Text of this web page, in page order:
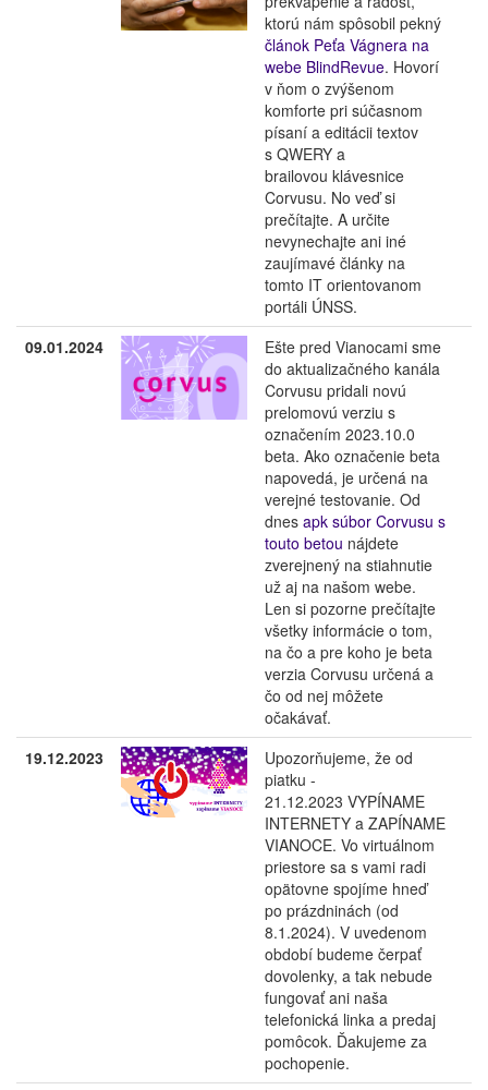
ktorú nám spôsobil pekný
článok Peťa Vágnera na
webe BlindRevue. Hovorí
v ňom o zvýšenom
komforte pri súčasnom
písaní a editácii textov
s QWERY a
brailovou klávesnice
Corvusu. No veď si
prečítajte. A určite
nevynechajte ani iné
zaujímavé články na
tomto IT orientovanom
portáli ÚNSS.
09.01.2024
Ešte pred Vianocami sme
do aktualizačného kanála
Corvusu pridali novú
prelomovú verziu s
označením 2023.10.0
beta. Ako označenie beta
napovedá, je určená na
verejné testovanie. Od
dnes apk súbor Corvusu s
touto betou nájdete
zverejnený na stiahnutie
už aj na našom webe.
Len si pozorne prečítajte
všetky informácie o tom,
na čo a pre koho je beta
verzia Corvusu určená a
čo od nej môžete
očakávať.
19.12.2023
Upozorňujeme, že od
piatku -
21.12.2023 VYPÍNAME
INTERNETY a ZAPÍNAME
VIANOCE. Vo virtuálnom
priestore sa s vami radi
opätovne spojíme hneď
po prázdninách (od
8.1.2024). V uvedenom
období budeme čerpať
dovolenky, a tak nebude
fungovať ani naša
telefonická linka a predaj
pomôcok. Ďakujeme za
pochopenie.